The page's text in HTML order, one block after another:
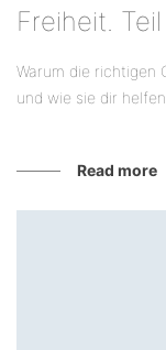
Freiheit. Teil
Warum die richtigen
und wie sie dir
Read more